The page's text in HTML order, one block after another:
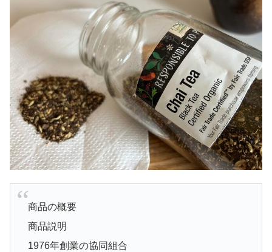
商品の概要
商品説明
1976年創業の協同組合